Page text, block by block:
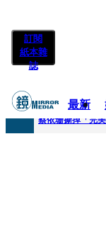
訂閱
紙本雜
誌
最新
快訊